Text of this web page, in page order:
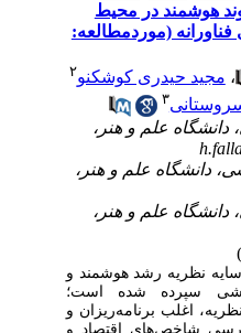
هوشمند در محیط
(موردمطالعه:
مجید حیدری کوشکنو۲
علم و هنر،
دانشگاه علم و هنر،
علم و هنر،
نظریه رشد هوشمند و
سپرده شده است؛
اغلب برنامه‌ریزان و
شاخص‌های اقتصاد و